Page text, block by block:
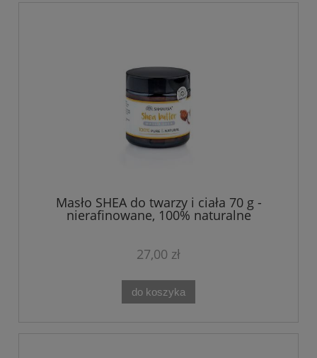
Masło SHEA do twarzy i ciała 70 g -
nierafinowane, 100% naturalne
27,00 zł
do koszyka